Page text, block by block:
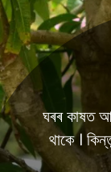
ঘৰৰ কাষত
থাকে ।